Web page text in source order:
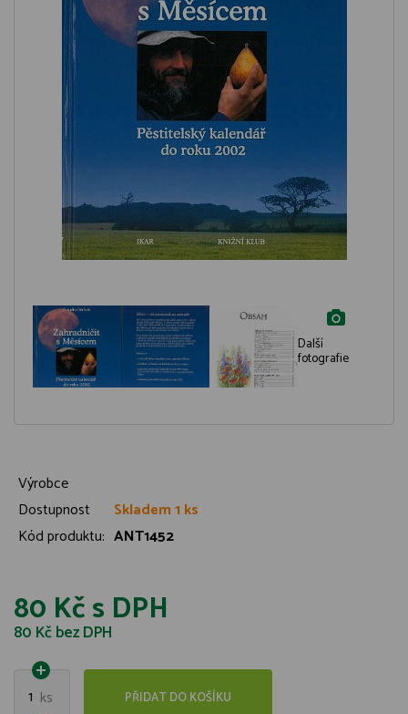
Další
fotografie
Výrobce
Dostupnost
Skladem 1 ks
Kód produktu: ANT1452
80 Kčs DPH
80 Kčbez DPH
1 ks PŘIDAT DO KOŠÍKU